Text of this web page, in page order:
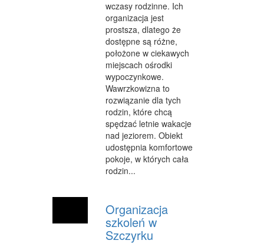
INNE AGENCJE
WIGOR
IMPREZY INTEGRACYJNE
HOBBY
ZAJĘCIA SPORTOWE I REKREACYJNE
PRODUKCJA
INFORMATYCZNE
RESTAURACJE, CATERING
ADWOKACI, PORADY PRAWNE
SPRZĄTANIE, PORZĄDKOWANIE
wczasy rodzinne. Ich
organizacja jest
prostsza, dlatego że
dostępne są różne,
położone w ciekawych
miejscach ośrodki
wypoczynkowe.
Wawrzkowizna to
rozwiązanie dla tych
rodzin, które chcą
spędzać letnie wakacje
nad jeziorem. Obiekt
udostępnia komfortowe
pokoje, w których cała
rodzin...
Organizacja
szkoleń w
Szczyrku